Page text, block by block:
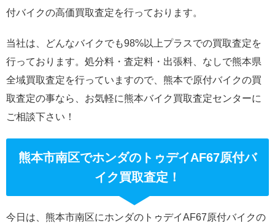
付バイクの高価買取査定を行っております。
当社は、どんなバイクでも98%以上プラスでの買取査定を
行っております。処分料・査定料・出張料、なしで熊本県
全域買取査定を行っていますので、熊本で原付バイクの買
取査定の事なら、お気軽に熊本バイク買取査定センターに
ご相談下さい！
熊本市南区でホンダのトゥデイAF67原付バ
イク買取査定！
今日は、熊本市南区にホンダのトゥデイAF67原付バイクの